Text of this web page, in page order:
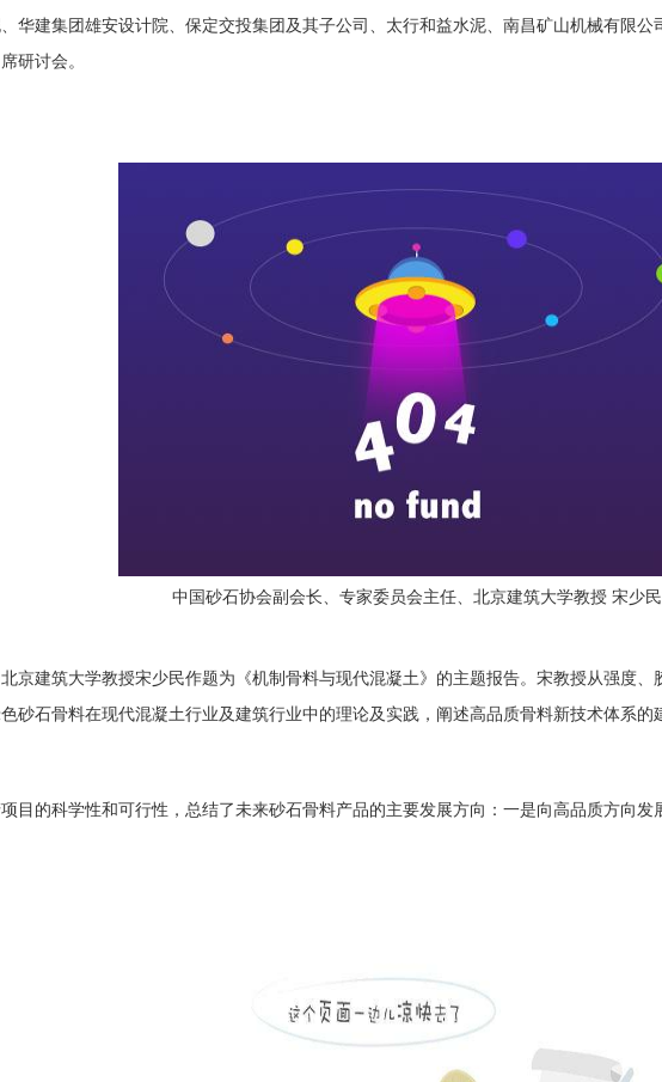
华建集团雄安设计院、保定交投集团及其子公司、太行和益水泥、南昌矿山机械有限
研讨会。
中国砂石协会副会长、专家委员会主任、北京建筑大学教授 宋少民
京建筑大学教授宋少民作题为《机制骨料与现代混凝土》的主题报告。宋教授从强度
砂石骨料在现代混凝土行业及建筑行业中的理论及实践，阐述高品质骨料新技术体系
目的科学性和可行性，总结了未来砂石骨料产品的主要发展方向：一是向高品质方向发